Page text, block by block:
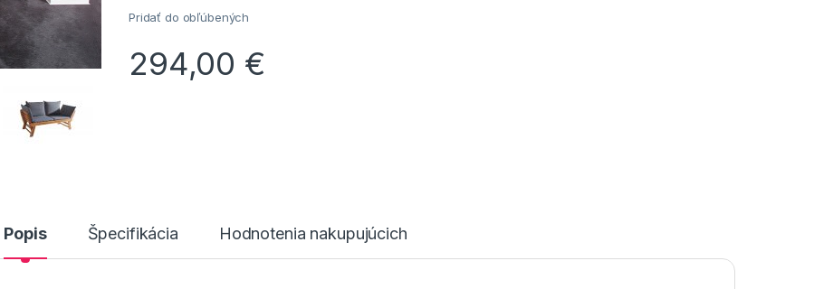
Pridať do obľúbených
294,00 €
Popis Špecifikácia Hodnotenia nakupujúcich